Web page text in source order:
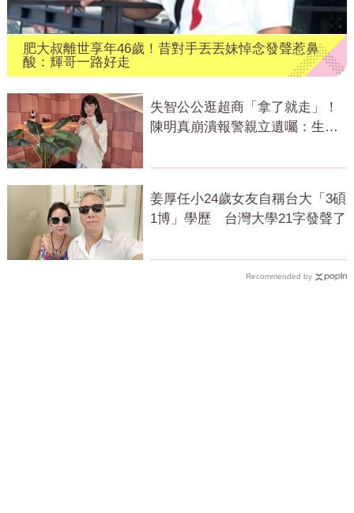
肥大叔離世享年46歲！昔對手丟丟妹悼念發聲惹鼻
酸：輝哥一路好走
失智公公逛超商「拿了就走」！
陳明真崩潰報警親立遺囑：生命
姜厚任小24歲女友自稱台大「3碩
1博」學歷 台灣大學21字發聲了
Recommended by